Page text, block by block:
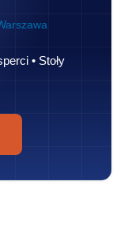
• Stoły